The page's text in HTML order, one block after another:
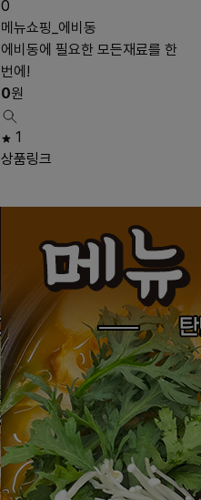
0
메뉴쇼핑_에비동
에비동에 필요한 모든재료를 한
번에!
0원
1
상품링크